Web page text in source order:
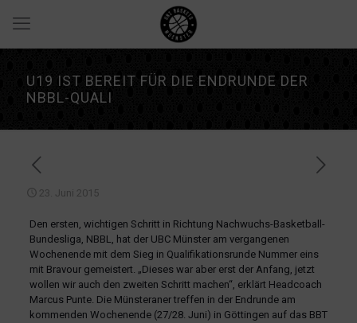
U19 IST BEREIT FÜR DIE ENDRUNDE DER
NBBL-QUALI
23. Juni 2015
Den ersten, wichtigen Schritt in Richtung Nachwuchs-Basketball-
Bundesliga, NBBL, hat der UBC Münster am vergangenen
Wochenende mit dem Sieg in Qualifikationsrunde Nummer eins
mit Bravour gemeistert. „Dieses war aber erst der Anfang, jetzt
wollen wir auch den zweiten Schritt machen“, erklärt Headcoach
Marcus Punte. Die Münsteraner treffen in der Endrunde am
kommenden Wochenende (27/28. Juni) in Göttingen auf das BBT